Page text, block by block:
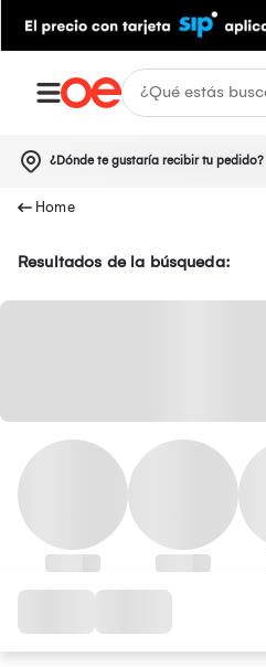
¿Dónde te gustaría recibir tu pedido?
Resultados de la búsqueda: